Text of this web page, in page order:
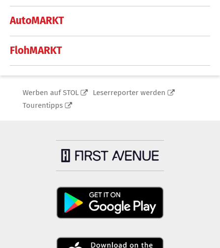
AutoMARKT
FlohMARKT
Werben auf STOL
Leserreporter werden
Tourentipps